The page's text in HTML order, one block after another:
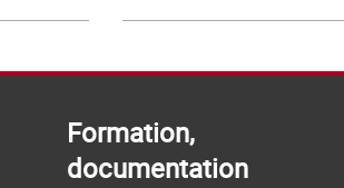
Formation,
documentation